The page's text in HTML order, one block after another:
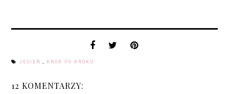
JESIEŃ KROK PO KROKU
12 KOMENTARZY: